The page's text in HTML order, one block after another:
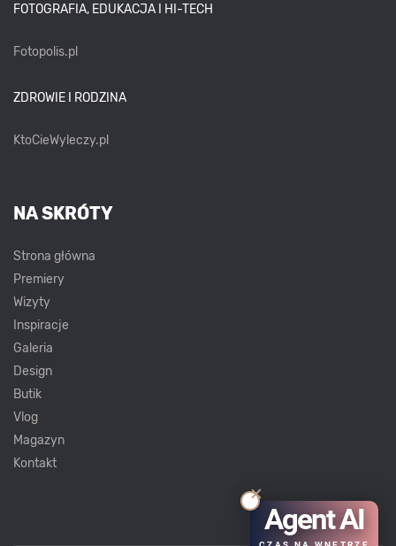
FOTOGRAFIA, EDUKACJA I HI-TECH
Fotopolis.pl
ZDROWIE I RODZINA
KtoCieWyleczy.pl
NA SKRÓTY
Strona główna
Premiery
Wizyty
Inspiracje
Galeria
Design
Butik
Vlog
Magazyn
Kontakt
Agent AI